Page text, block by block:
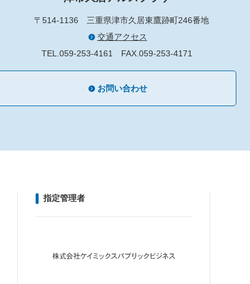
〒514-1136 三重県津市久居東鷹跡町246番地
交通アクセス
TEL.059-253-4161 FAX.059-253-4171
お問い合わせ
指定管理者